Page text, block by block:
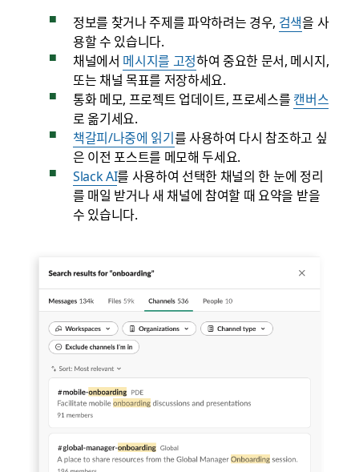
정보를 찾거나 주제를 파악하려는 경우, 검색을 사
용할 수 있습니다.
채널에서 메시지를 고정하여 중요한 문서, 메시지,
또는 채널 목표를 저장하세요.
통화 메모, 프로젝트 업데이트, 프로세스를 캔버스
로 옮기세요.
책갈피/나중에 읽기를 사용하여 다시 참조하고 싶
은 이전 포스트를 메모해 두세요.
Slack AI를 사용하여 선택한 채널의 한 눈에 정리
를 매일 받거나 새 채널에 참여할 때 요약을 받을
수 있습니다.